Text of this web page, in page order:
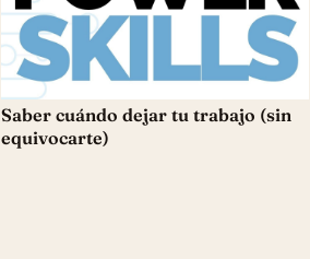
Saber cuándo dejar tu trabajo (sin
equivocarte)